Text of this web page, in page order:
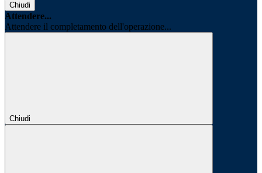
Chiudi
Attendere...
Attendere il completamento dell'operazione...
Chiudi